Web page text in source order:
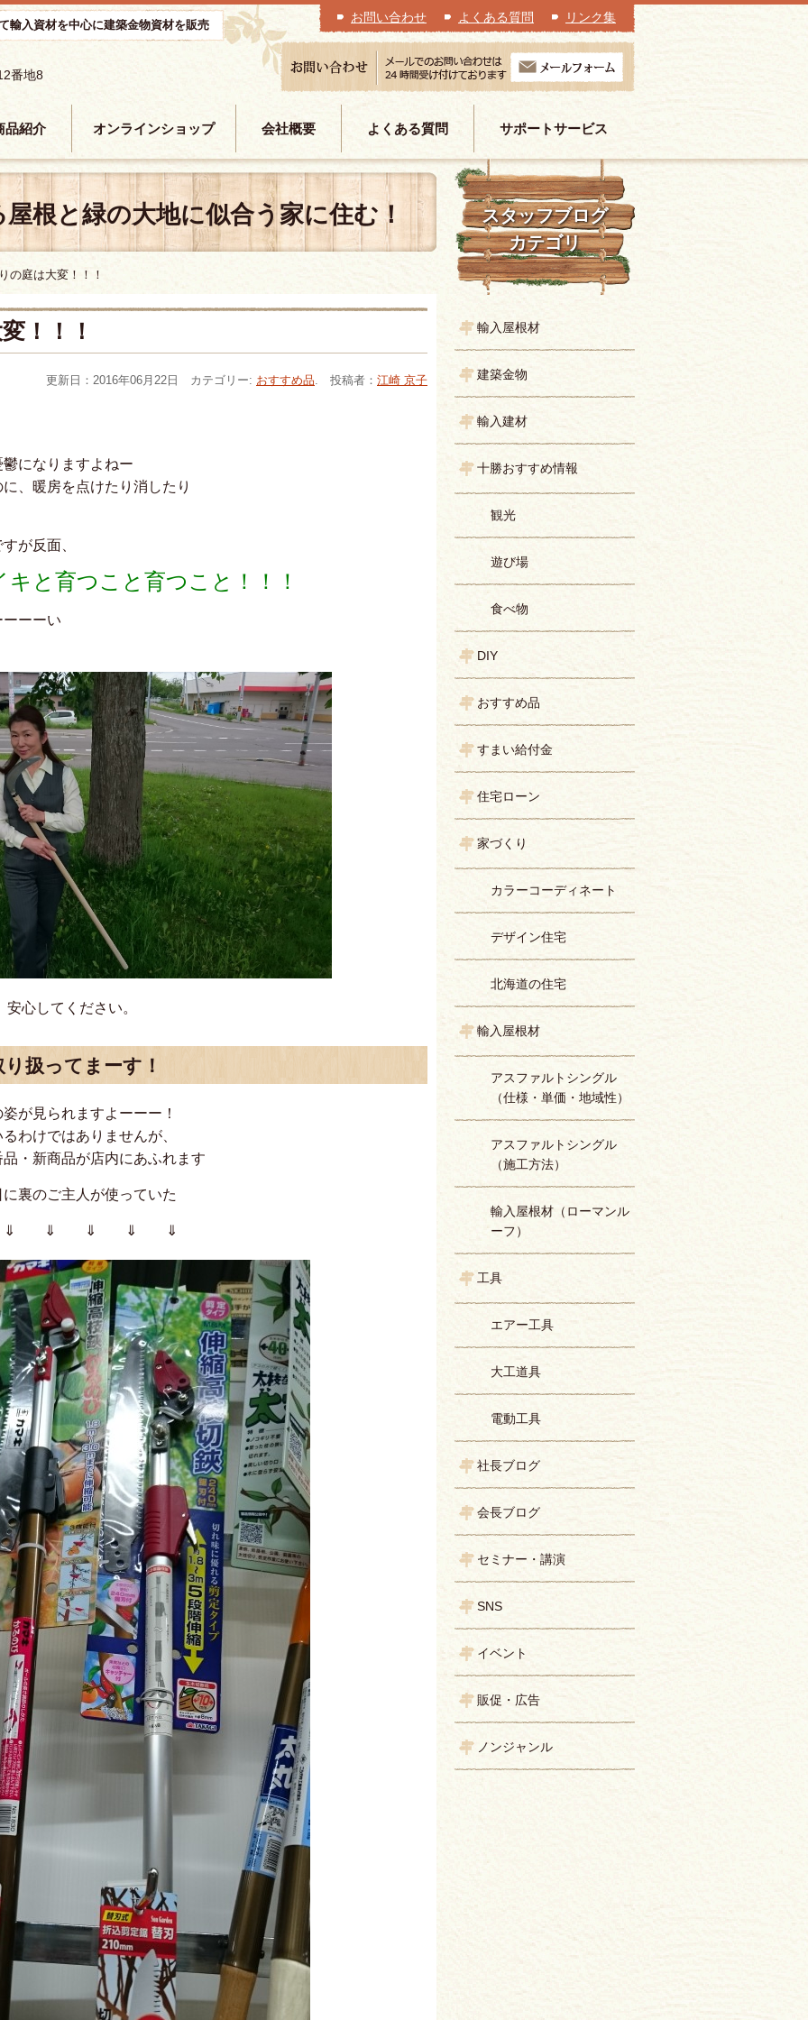
輸入資材を中心に建築金物資材を販売
お問い合わせ よくある質問 リンク集
番地8
品紹介 オンラインショップ 会社概要 よくある質問 サポートサービス
根と緑の大地に似合う家に住む！
の庭は大変！！！
！！！
更新日：2016年06月22日 カテゴリー: おすすめ品. 投稿者： 江崎 京子
になりますよねー
、暖房を点けたり消したり
が反面、
と育つこと育つこと！！！
ーーい
心してください。
扱ってまーす！
が見られますよーーー！
わけではありませんが、
・新商品が店内にあふれます
人が使っていた
⇓ ⇓
スタッフブログ
カテゴリ
輸入屋根材
建築金物
輸入建材
十勝おすすめ情報
観光
遊び場
食べ物
DIY
おすすめ品
すまい給付金
住宅ローン
家づくり
カラーコーディネート
デザイン住宅
北海道の住宅
輸入屋根材
アスファルトシングル
（仕様・単価・地域性）
アスファルトシングル
（施工方法）
輸入屋根材（ローマンル
ーフ）
工具
エアー工具
大工道具
電動工具
社長ブログ
会長ブログ
セミナー・講演
SNS
イベント
販促・広告
ノンジャンル